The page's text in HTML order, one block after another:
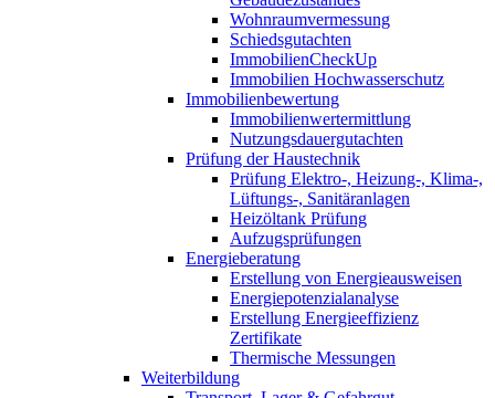
Wohnraumvermessung
Schiedsgutachten
ImmobilienCheckUp
Immobilien Hochwasserschutz
Immobilienbewertung
Immobilienwertermittlung
Nutzungsdauergutachten
Prüfung der Haustechnik
Prüfung Elektro-, Heizung-, Klima-,
Lüftungs-, Sanitäranlagen
Heizöltank Prüfung
Aufzugsprüfungen
Energieberatung
Erstellung von Energieausweisen
Energiepotenzialanalyse
Erstellung Energieeffizienz
Zertifikate
Thermische Messungen
Weiterbildung